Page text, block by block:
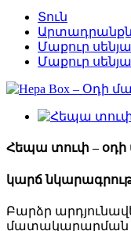
Տուն
Մաքուր
Մաքուր
Հեպա տուփ –
կարճ
Բարձր
մատակարարման